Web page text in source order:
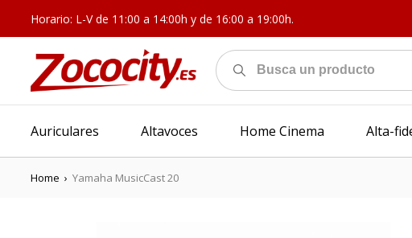
Horario: L-V de 11:00 a 14:00h y de 16:00 a 19:00h.
Auriculares Altavoces Home Cinema Alta-
Home › Yamaha MusicCast 20